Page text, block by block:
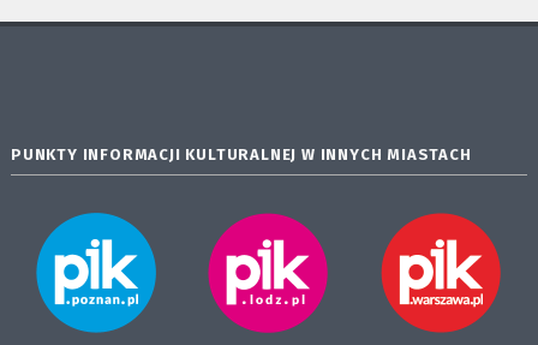
PUNKTY INFORMACJI KULTURALNEJ W INNYCH MIASTACH